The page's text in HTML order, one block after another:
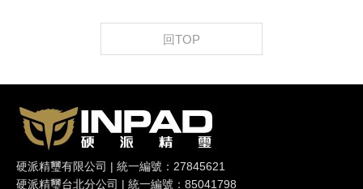
回TOP
硬派精璽有限公司 | 統一編號：27845621
硬派精璽台北分公司 | 統一編號：85041798